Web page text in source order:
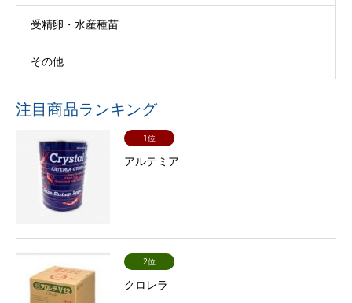
受精卵・水産種苗
その他
注目商品ランキング
1位
アルテミア
2位
クロレラ